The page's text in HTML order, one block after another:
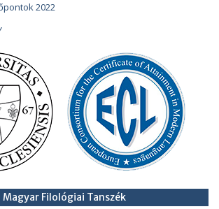
2022
Magyar Filológiai Tanszék